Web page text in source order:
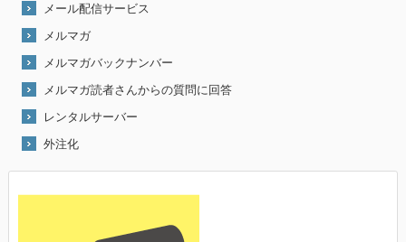
メール配信サービス
メルマガ
メルマガバックナンバー
メルマガ読者さんからの質問に回答
レンタルサーバー
外注化